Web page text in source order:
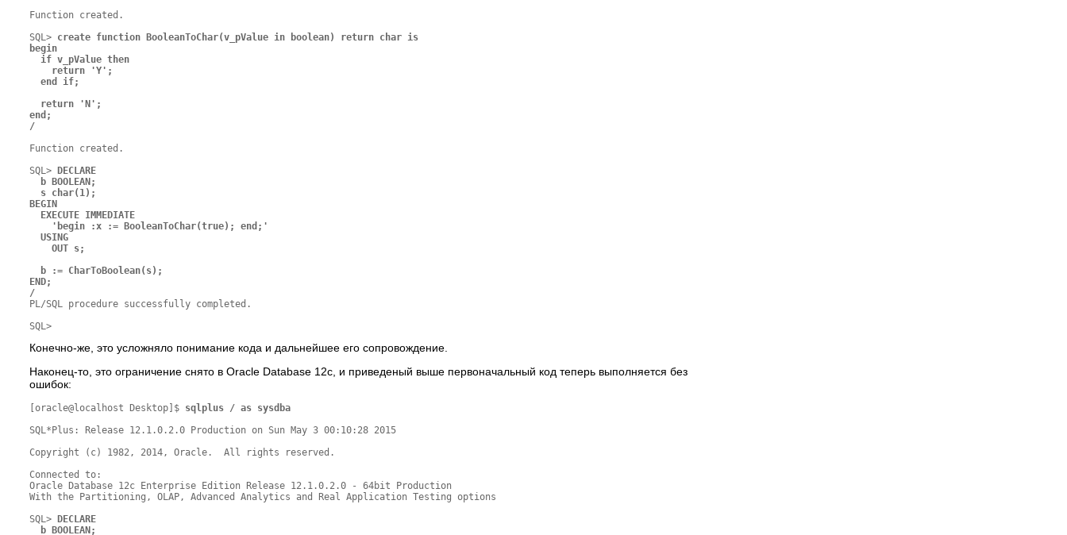
Function created.
SQL> create function BooleanToChar(v_pValue in boolean) return char is
begin
  if v_pValue then
    return 'Y';
  end if;
  return 'N';
end;
/
Function created.
SQL> DECLARE
  b BOOLEAN;
  s char(1);
BEGIN
  EXECUTE IMMEDIATE
    'begin :x := BooleanToChar(true); end;'
  USING
    OUT s;
  b := CharToBoolean(s);
END;
/
PL/SQL procedure successfully completed.
Конечно-же, это усложняло понимание кода и дальнейшее его сопровождение.
Наконец-то, это ограничение снято в Oracle Database 12c, и приведеный выше первоначальный код теперь выполняется без
ошибок:
[oracle@localhost Desktop]$ sqlplus / as sysdba
SQL*Plus: Release 12.1.0.2.0 Production on Sun May 3 00:10:28 2015
Copyright (c) 1982, 2014, Oracle.  All rights reserved.
Connected to:
Oracle Database 12c Enterprise Edition Release 12.1.0.2.0 - 64bit Production
With the Partitioning, OLAP, Advanced Analytics and Real Application Testing options
SQL> DECLARE
  b BOOLEAN;